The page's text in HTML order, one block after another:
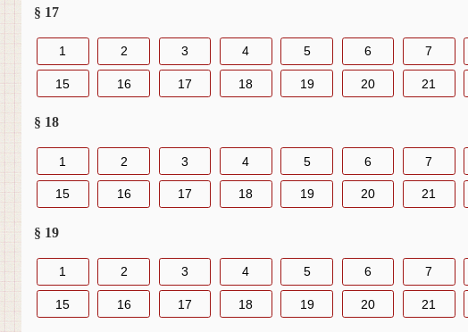
§ 17
1 2 3 4 5 6 7
15 16 17 18 19 20 21
§ 18
1 2 3 4 5 6 7
15 16 17 18 19 20 21
§ 19
1 2 3 4 5 6 7
15 16 17 18 19 20 21